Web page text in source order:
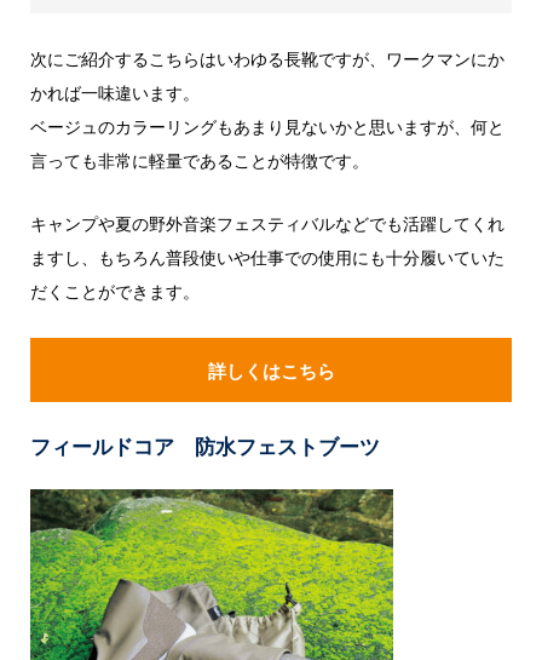
次にご紹介するこちらはいわゆる長靴ですが、ワークマンにか
かれば一味違います。
ベージュのカラーリングもあまり見ないかと思いますが、何と
言っても非常に軽量であることが特徴です。
キャンプや夏の野外音楽フェスティバルなどでも活躍してくれ
ますし、もちろん普段使いや仕事での使用にも十分履いていた
だくことができます。
詳しくはこちら
フィールドコア 防水フェストブーツ